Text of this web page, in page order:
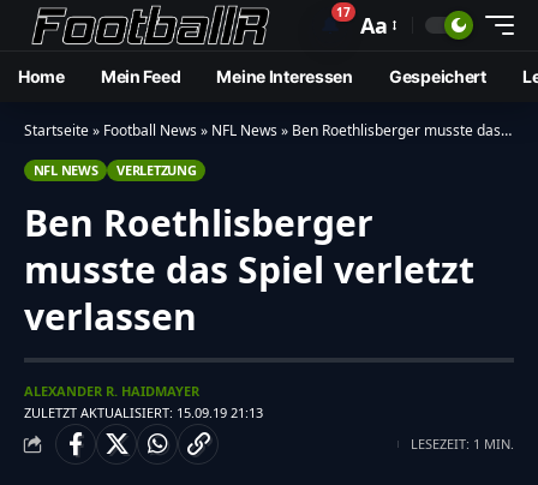
🔔17 Aa
Home Mein Feed Meine Interessen Gespeichert
Startseite» Football News» NFL News» Ben Roethlisberger musste das Spiel verletzt verlassen
NFL NEWS VERLETZUNG
Ben Roethlisberger
musste das Spiel verletzt
verlassen
ZULETZT AKTUALISIERT: 15.09.19 21:13
ALEXANDER R. HAIDMAYER
LESEZEIT: 1 MIN.